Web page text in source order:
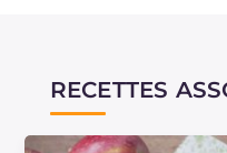
RECETTES